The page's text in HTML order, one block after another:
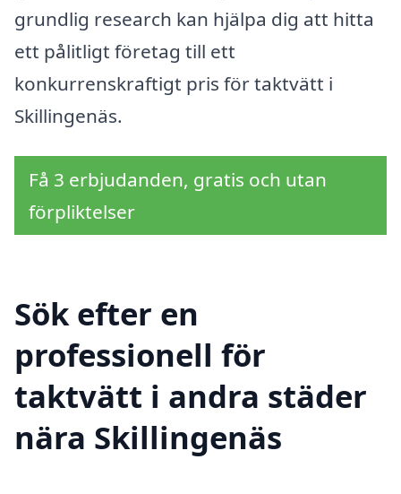
grundlig research kan hjälpa dig att hitta
ett pålitligt företag till ett
konkurrenskraftigt pris för taktvätt i
Skillingenäs.
Få 3 erbjudanden, gratis och utan
förpliktelser
Sök efter en
professionell för
taktvätt i andra städer
nära Skillingenäs